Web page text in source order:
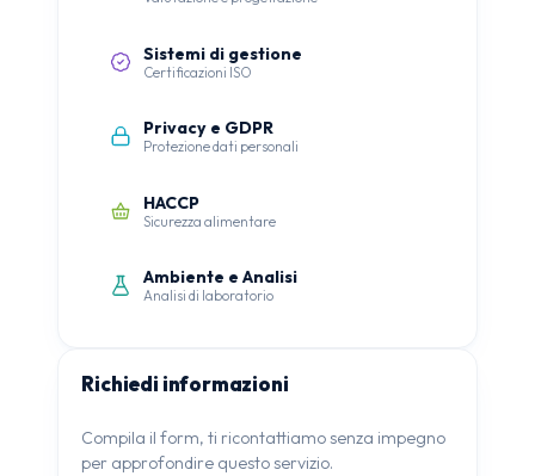
Sistemi di gestione
Certificazioni ISO
Privacy e GDPR
Protezione dati personali
HACCP
Sicurezza alimentare
Ambiente e Analisi
Analisi di laboratorio
Richiedi informazioni
Compila il form, ti ricontattiamo senza impegno
per approfondire questo servizio.